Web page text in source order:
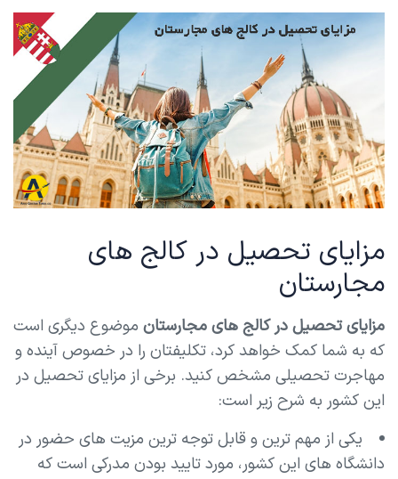
مزایای تحصیل در کالج های
مجارستان
مزایای تحصیل در کالج های مجارستان موضوع دیگری است
که به شما کمک خواهد کرد، تکلیفتان را در خصوص آینده و
مهاجرت تحصیلی مشخص کنید. برخی از مزایای تحصیل در
این کشور به شرح زیر است:
یکی از مهم ترین و قابل توجه ترین مزیت های حضور در
دانشگاه های این کشور، مورد تایید بودن مدرکی است که